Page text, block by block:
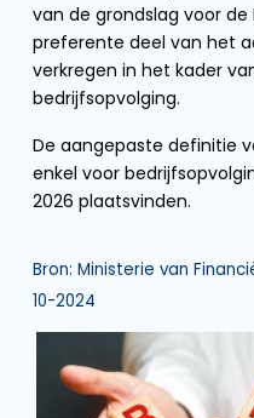
van de grondslag voor de
preferente deel van het
verkregen in het kader
bedrijfsopvolging.
De aangepaste definitie
enkel voor
2026 plaatsvinden.
Bron: Ministerie van
10-2024